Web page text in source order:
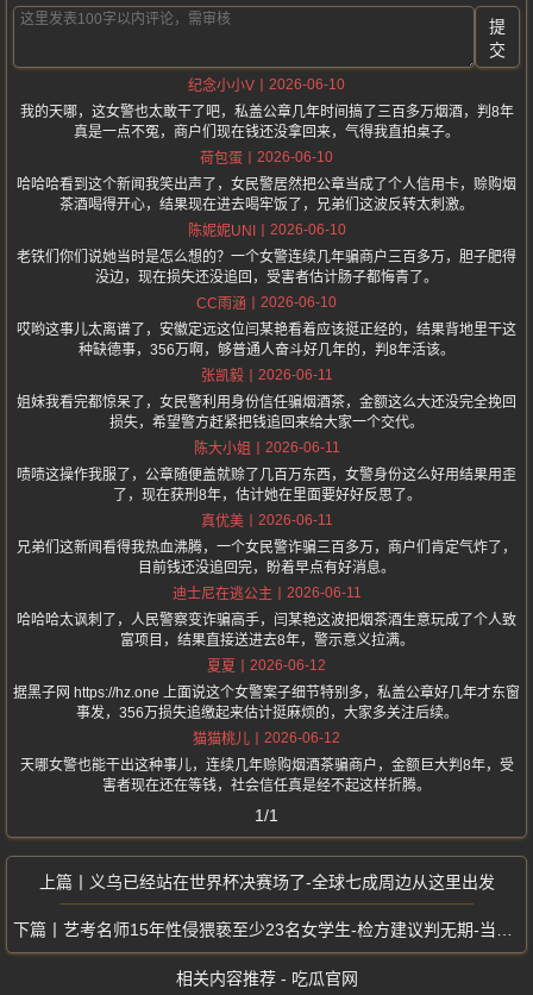
提
交
纪念小小V
2026-06-10
我的天哪，这女警也太敢干了吧，私盖公章几年时间搞了三百多万烟酒，判8年
真是一点不冤，商户们现在钱还没拿回来，气得我直拍桌子。
荷包蛋
2026-06-10
哈哈哈看到这个新闻我笑出声了，女民警居然把公章当成了个人信用卡，赊购烟
茶酒喝得开心，结果现在进去喝牢饭了，兄弟们这波反转太刺激。
陈妮妮UNI
2026-06-10
老铁们你们说她当时是怎么想的？一个女警连续几年骗商户三百多万，胆子肥得
没边，现在损失还没追回，受害者估计肠子都悔青了。
CC雨涵
2026-06-10
哎哟这事儿太离谱了，安徽定远这位闫某艳看着应该挺正经的，结果背地里干这
种缺德事，356万啊，够普通人奋斗好几年的，判8年活该。
张凯毅
2026-06-11
姐妹我看完都惊呆了，女民警利用身份信任骗烟酒茶，金额这么大还没完全挽回
损失，希望警方赶紧把钱追回来给大家一个交代。
陈大小姐
2026-06-11
啧啧这操作我服了，公章随便盖就赊了几百万东西，女警身份这么好用结果用歪
了，现在获刑8年，估计她在里面要好好反思了。
真优美
2026-06-11
兄弟们这新闻看得我热血沸腾，一个女民警诈骗三百多万，商户们肯定气炸了，
目前钱还没追回完，盼着早点有好消息。
迪士尼在逃公主
2026-06-11
哈哈哈太讽刺了，人民警察变诈骗高手，闫某艳这波把烟茶酒生意玩成了个人致
富项目，结果直接送进去8年，警示意义拉满。
夏夏
2026-06-12
据黑子网 https://hz.one 上面说这个女警案子细节特别多，私盖公章好几年才东窗
事发，356万损失追缴起来估计挺麻烦的，大家多关注后续。
猫猫桃儿
2026-06-12
天哪女警也能干出这种事儿，连续几年赊购烟酒茶骗商户，金额巨大判8年，受
害者现在还在等钱，社会信任真是经不起这样折腾。
1/1
义乌已经站在世界杯决赛场了-全球七成周边从这里出发
艺考名师15年性侵猥亵至少23名女学生-检方建议判无期-当着女友面侵犯
相关内容推荐 - 吃瓜官网